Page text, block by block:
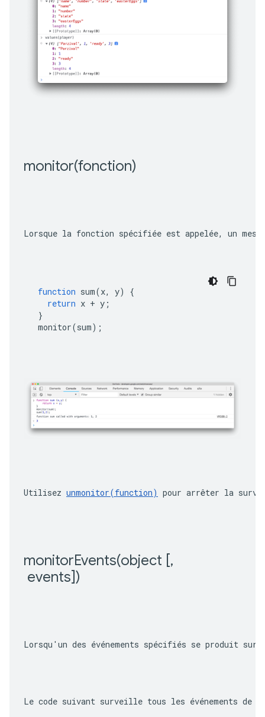
monitor(fonction)
Lorsque la fonction spécifiée est appelée, un
function sum(x, y)
{
return x + y ;
}
monitor(sum);
Utilisez unmonitor(function) pour arrêter la
monitorEvents(object [,
events])
Lorsqu'un des événements spécifiés se produit
Le code suivant surveille tous les événements de